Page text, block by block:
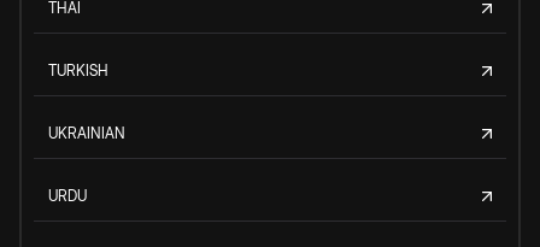
THAI
TURKISH
UKRAINIAN
URDU